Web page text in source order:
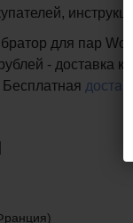
для пар
- доставка
Бесплатная